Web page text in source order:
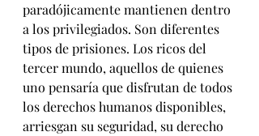
paradójicamente mantienen dentro
a los privilegiados. Son diferentes
tipos de prisiones. Los ricos del
tercer mundo, aquellos de quienes
uno pensaría que disfrutan de todos
los derechos humanos disponibles,
arriesgan su seguridad, su derecho